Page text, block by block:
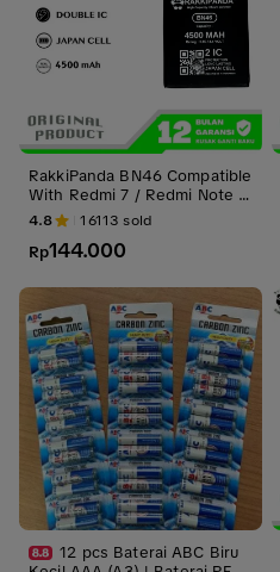
RakkiPanda BN46 Compatible
With Redmi 7 / Redmi Note 8
Batre Batrai Baterai Battery
4.8 16113 sold
Rp144.000
12 pcs Baterai ABC Biru